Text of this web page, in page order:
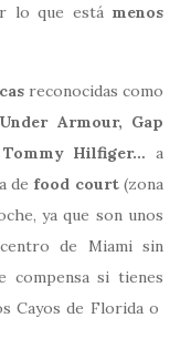
lo que está menos
reconocidas como
Armour, Gap
Hilfiger… a
de food court(zona
ya que son unos
de Miami sin
compensa si tienes
Cayos de Florida o